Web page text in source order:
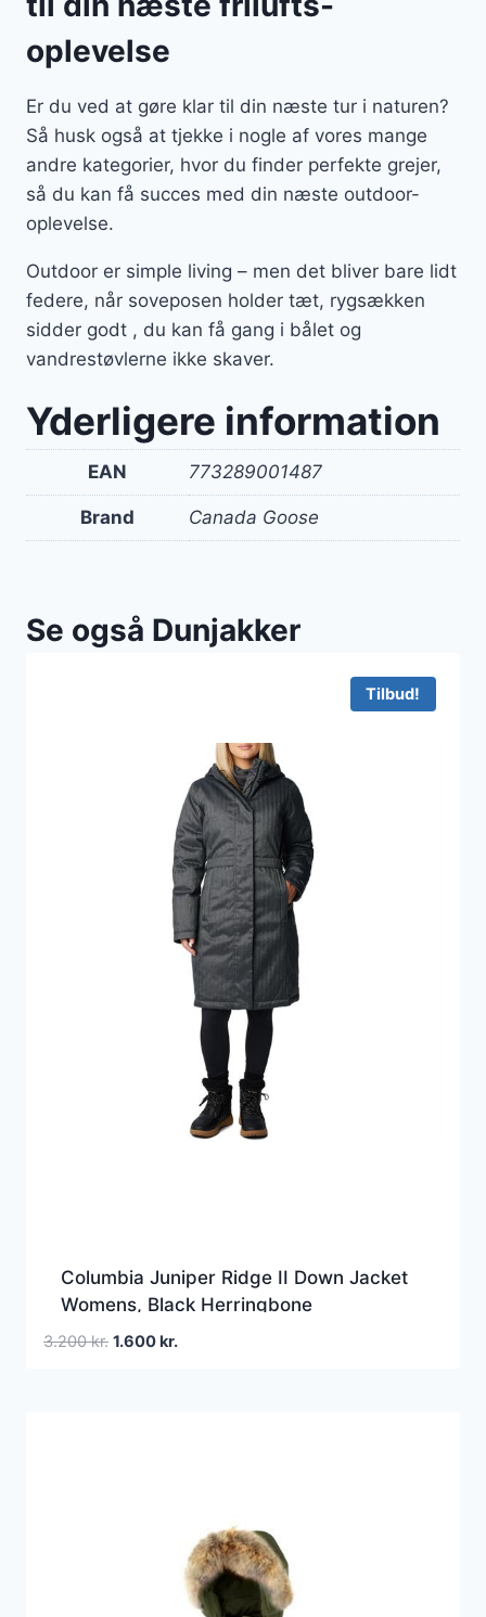
oplevelse
Er du ved at gøre klar til din næste tur i naturen?
Så husk også at tjekke i nogle af vores mange
andre kategorier, hvor du finder perfekte grejer,
så du kan få succes med din næste outdoor-
oplevelse.
Outdoor er simple living – men det bliver bare lidt
federe, når soveposen holder tæt, rygsækken
sidder godt , du kan få gang i bålet og
vandrestøvlerne ikke skaver.
Yderligere information
EAN 773289001487
Brand Canada Goose
Se også Dunjakker
Tilbud!
Columbia Juniper Ridge II Down Jacket
Womens, Black Herringbone
3.200kr. Den
1.600 kr.Den